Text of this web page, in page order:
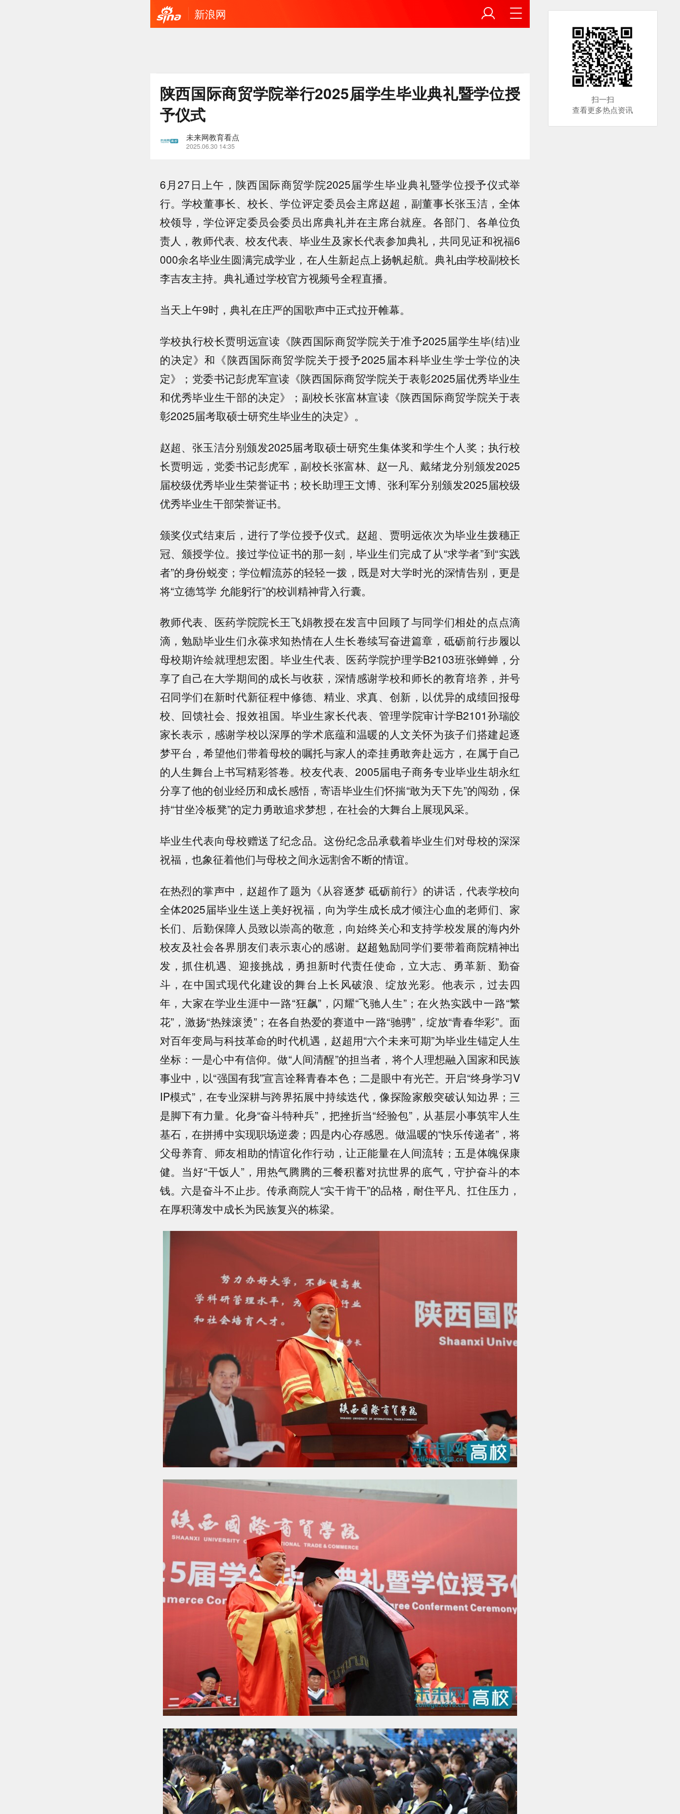
新浪网
陕西国际商贸学院举行2025届学生毕业典礼暨学位授
予仪式
未来网教育看点
2025.06.30 14:35
6月27日上午，陕西国际商贸学院2025届学生毕业典礼暨学位授予仪式举
行。学校董事长、校长、学位评定委员会主席赵超，副董事长张玉洁，全体
校领导，学位评定委员会委员出席典礼并在主席台就座。各部门、各单位负
责人，教师代表、校友代表、毕业生及家长代表参加典礼，共同见证和祝福6
000余名毕业生圆满完成学业，在人生新起点上扬帆起航。典礼由学校副校长
李吉友主持。典礼通过学校官方视频号全程直播。
当天上午9时，典礼在庄严的国歌声中正式拉开帷幕。
学校执行校长贾明远宣读《陕西国际商贸学院关于准予2025届学生毕(结)业
的决定》和《陕西国际商贸学院关于授予2025届本科毕业生学士学位的决
定》；党委书记彭虎军宣读《陕西国际商贸学院关于表彰2025届优秀毕业生
和优秀毕业生干部的决定》；副校长张富林宣读《陕西国际商贸学院关于表
彰2025届考取硕士研究生毕业生的决定》。
赵超、张玉洁分别颁发2025届考取硕士研究生集体奖和学生个人奖；执行校
长贾明远，党委书记彭虎军，副校长张富林、赵一凡、戴绪龙分别颁发2025
届校级优秀毕业生荣誉证书；校长助理王文博、张利军分别颁发2025届校级
优秀毕业生干部荣誉证书。
颁奖仪式结束后，进行了学位授予仪式。赵超、贾明远依次为毕业生拨穗正
冠、颁授学位。接过学位证书的那一刻，毕业生们完成了从“求学者”到“实践
者”的身份蜕变；学位帽流苏的轻轻一拨，既是对大学时光的深情告别，更是
将“立德笃学 允能躬行”的校训精神背入行囊。
教师代表、医药学院院长王飞娟教授在发言中回顾了与同学们相处的点点滴
滴，勉励毕业生们永葆求知热情在人生长卷续写奋进篇章，砥砺前行步履以
母校期许绘就理想宏图。毕业生代表、医药学院护理学B2103班张蝉蝉，分
享了自己在大学期间的成长与收获，深情感谢学校和师长的教育培养，并号
召同学们在新时代新征程中修德、精业、求真、创新，以优异的成绩回报母
校、回馈社会、报效祖国。毕业生家长代表、管理学院审计学B2101孙瑞皎
家长表示，感谢学校以深厚的学术底蕴和温暖的人文关怀为孩子们搭建起逐
梦平台，希望他们带着母校的嘱托与家人的牵挂勇敢奔赴远方，在属于自己
的人生舞台上书写精彩答卷。校友代表、2005届电子商务专业毕业生胡永红
分享了他的创业经历和成长感悟，寄语毕业生们怀揣“敢为天下先”的闯劲，保
持“甘坐冷板凳”的定力勇敢追求梦想，在社会的大舞台上展现风采。
毕业生代表向母校赠送了纪念品。这份纪念品承载着毕业生们对母校的深深
祝福，也象征着他们与母校之间永远割舍不断的情谊。
在热烈的掌声中，赵超作了题为《从容逐梦 砥砺前行》的讲话，代表学校向
全体2025届毕业生送上美好祝福，向为学生成长成才倾注心血的老师们、家
长们、后勤保障人员致以崇高的敬意，向始终关心和支持学校发展的海内外
校友及社会各界朋友们表示衷心的感谢。 赵超勉励同学们要带着商院精神出
发，抓住机遇、迎接挑战，勇担新时代责任使命，立大志、勇革新、勤奋
斗，在中国式现代化建设的舞台上长风破浪、绽放光彩。他表示，过去四
年，大家在学业生涯中一路“狂飙”，闪耀“飞驰人生”；在火热实践中一路“繁
花”，激扬“热辣滚烫”；在各自热爱的赛道中一路“驰骋”，绽放“青春华彩”。面
对百年变局与科技革命的时代机遇，赵超用“六个未来可期”为毕业生锚定人生
坐标：一是心中有信仰。做“人间清醒”的担当者，将个人理想融入国家和民族
事业中，以“强国有我”宣言诠释青春本色；二是眼中有光芒。开启“终身学习V
IP模式”，在专业深耕与跨界拓展中持续迭代，像探险家般突破认知边界；三
是脚下有力量。化身“奋斗特种兵”，把挫折当“经验包”，从基层小事筑牢人生
基石，在拼搏中实现职场逆袭；四是内心存感恩。做温暖的“快乐传递者”，将
父母养育、师友相助的情谊化作行动，让正能量在人间流转；五是体魄保康
健。当好“干饭人”，用热气腾腾的三餐积蓄对抗世界的底气，守护奋斗的本
钱。六是奋斗不止步。传承商院人“实干肯干”的品格，耐住平凡、扛住压力，
在厚积薄发中成长为民族复兴的栋梁。
扫一扫
查看更多热点资讯